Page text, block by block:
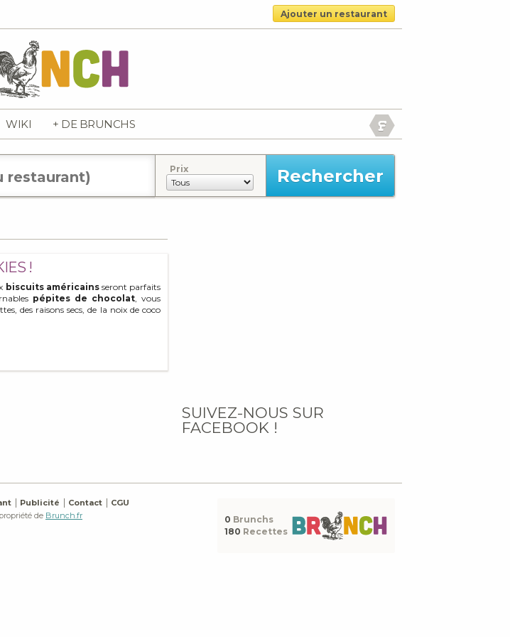
Ajouter un restaurant
WIKI + DE BRUNCHS
Prix
!
biscuits américainsseront parfaits
pépites de chocolat, vous
des raisons secs, de la noix de coco
SUIVEZ-NOUS SUR
FACEBOOK !
Publicité Contact
CGU
de Brunch.fr
0 Brunchs
180 Recettes